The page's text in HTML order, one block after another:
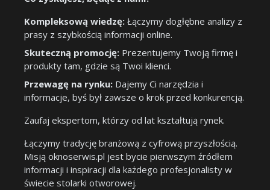
Kompleksową wiedzę: Łączymy dogłębne analizy z
prasy z szybkością informacji online.
Skuteczną promocję: Prezentujemy Twoją firmę i
produkty tam, gdzie są Twoi klienci.
Przewagę na rynku: Dajemy Ci narzędzia i
informacje, byś był zawsze o krok przed konkurencją.
Zaufaj ekspertom, którzy od lat kształtują rynek.
Łączymy tradycję branżową z cyfrową przyszłością.
Misją oknoserwis.pl jest bycie pierwszym źródłem
informacji i inspiracji dla każdego profesjonalisty w
świecie stolarki otworowej.